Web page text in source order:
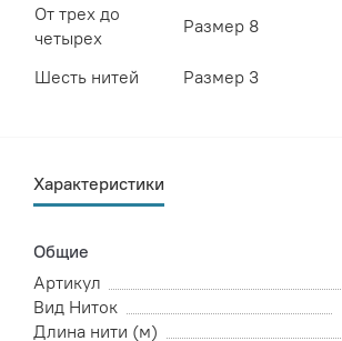
От трех до
четырех
Размер 8
Шесть нитей
Размер 3
Характеристики
Общие
Артикул
Вид Ниток
Длина нити (м)